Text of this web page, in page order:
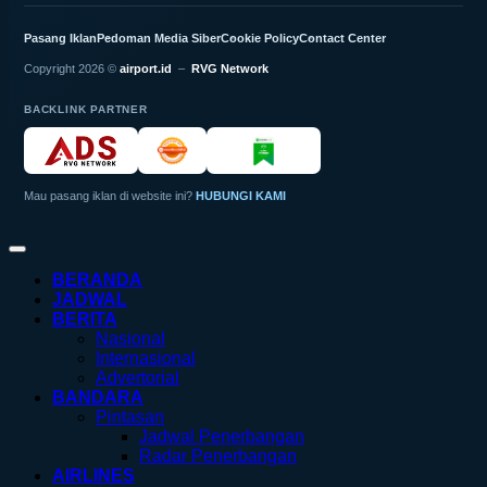
Pasang IklanPedoman Media SiberCookie PolicyContact Center
Copyright 2026 © airport.id – RVG Network
BACKLINK PARTNER
Mau pasang iklan di website ini? HUBUNGI KAMI
BERANDA
JADWAL
BERITA
Nasional
Internasional
Advertorial
BANDARA
Pintasan
Jadwal Penerbangan
Radar Penerbangan
AIRLINES